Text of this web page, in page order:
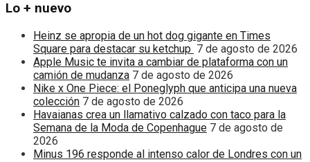
Lo + nuevo
Heinz se apropia de un hot dog gigante en Times
Square para destacar su ketchup 7 de agosto de 2026
Apple Music te invita a cambiar de plataforma con un
camión de mudanza 7 de agosto de 2026
Nike x One Piece: el Poneglyph que anticipa una nueva
colección 7 de agosto de 2026
Havaianas crea un llamativo calzado con taco para la
Semana de la Moda de Copenhague 7 de agosto de
2026
Minus 196 responde al intenso calor de Londres con un